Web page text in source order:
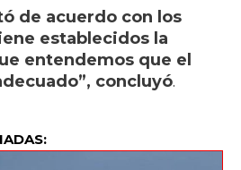
de acuerdo con los
establecidos la
entendemos que el
concluyó.